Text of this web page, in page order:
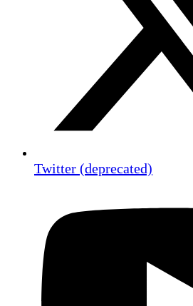
Twitter (deprecated)